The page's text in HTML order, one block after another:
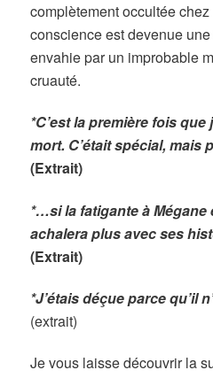
complètement occultée
conscience est devenue
envahie par un improbable
cruauté.
*C’est la première fois
mort. C’était spécial, mais
(Extrait)
*…si la fatigante à Mégane
achalera plus avec ses
(Extrait)
*J’étais déçue parce qu’il
(extrait)
Je vous laisse découvrir la